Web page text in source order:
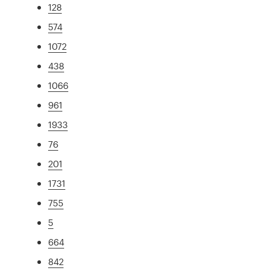
128
574
1072
438
1066
961
1933
76
201
1731
755
5
664
842